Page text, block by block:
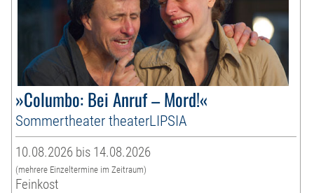
»Columbo: Bei Anruf – Mord!«
Sommertheater theaterLIPSIA
10.08.2026 bis 14.08.2026
(mehrere Einzeltermine im Zeitraum)
Feinkost